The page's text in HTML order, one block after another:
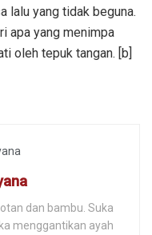
lalu yang tidak beguna.
apa yang menimpa
oleh tepuk tangan. [b]
dan bambu. Suka
menggantikan ayah